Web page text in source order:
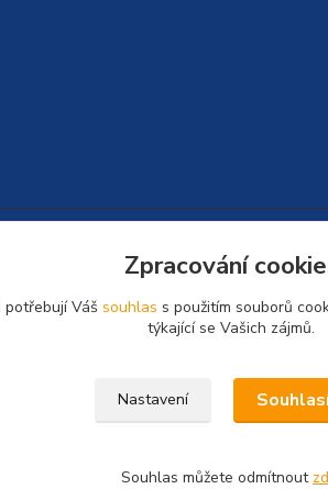
Zpracování
Váš souhlas s použitím souborů
týkající se Vašich zájmů.
Nastavení
Souhlas můžete odmítnout